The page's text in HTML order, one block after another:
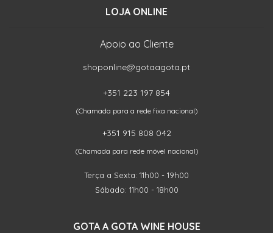
LOJA ONLINE
Apoio ao Cliente
shoponline@gotaagota.pt
+351 223 197 854
(Chamada para a rede fixa nacional)
+351 915 808 042
(Chamada para rede móvel nacional)
Terça a Sexta: 11h00 - 19h00
Sábado: 11h00 - 18h00
GOTA A GOTA WINE HOUSE